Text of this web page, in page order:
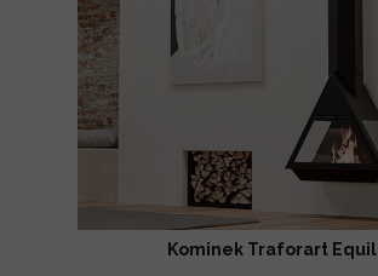
Kominek Traforart Equil